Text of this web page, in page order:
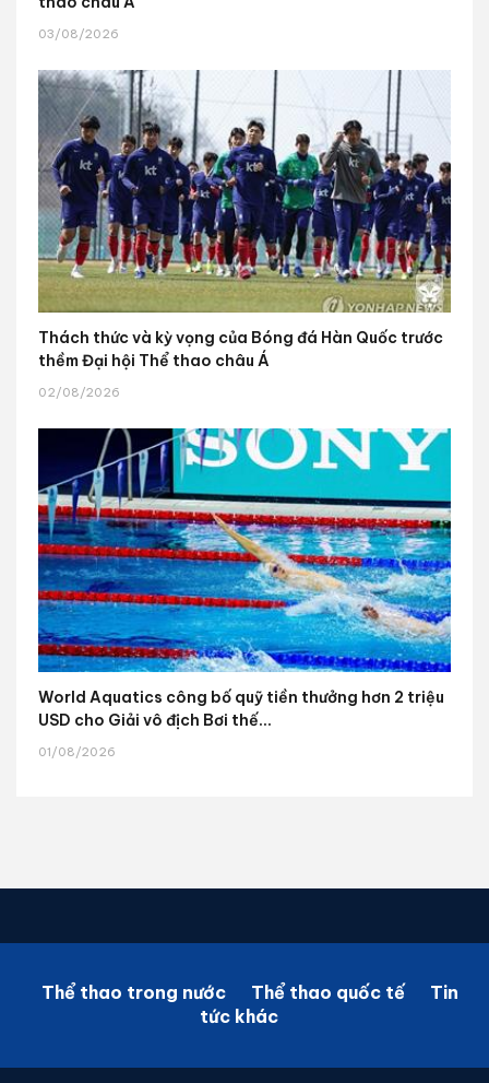
03/08/2026
Thách thức và kỳ vọng của Bóng đá Hàn Quốc trước
thềm Đại hội Thể thao châu Á
02/08/2026
World Aquatics công bố quỹ tiền thưởng hơn 2 triệu
USD cho Giải vô địch Bơi thế...
01/08/2026
Thể thao trong nước Thể thao quốc tế
Tin
tức khác